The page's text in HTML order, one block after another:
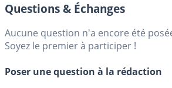
Questions & Échanges
Aucune question n'a encore été
Soyez le premier à participer !
Poser une question à la rédaction